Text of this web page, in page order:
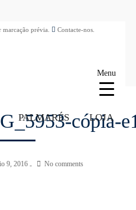
prévia. Contacte-nos.
PALMARÉS LOJA
cópia-
9, 2016 No comments
Menu